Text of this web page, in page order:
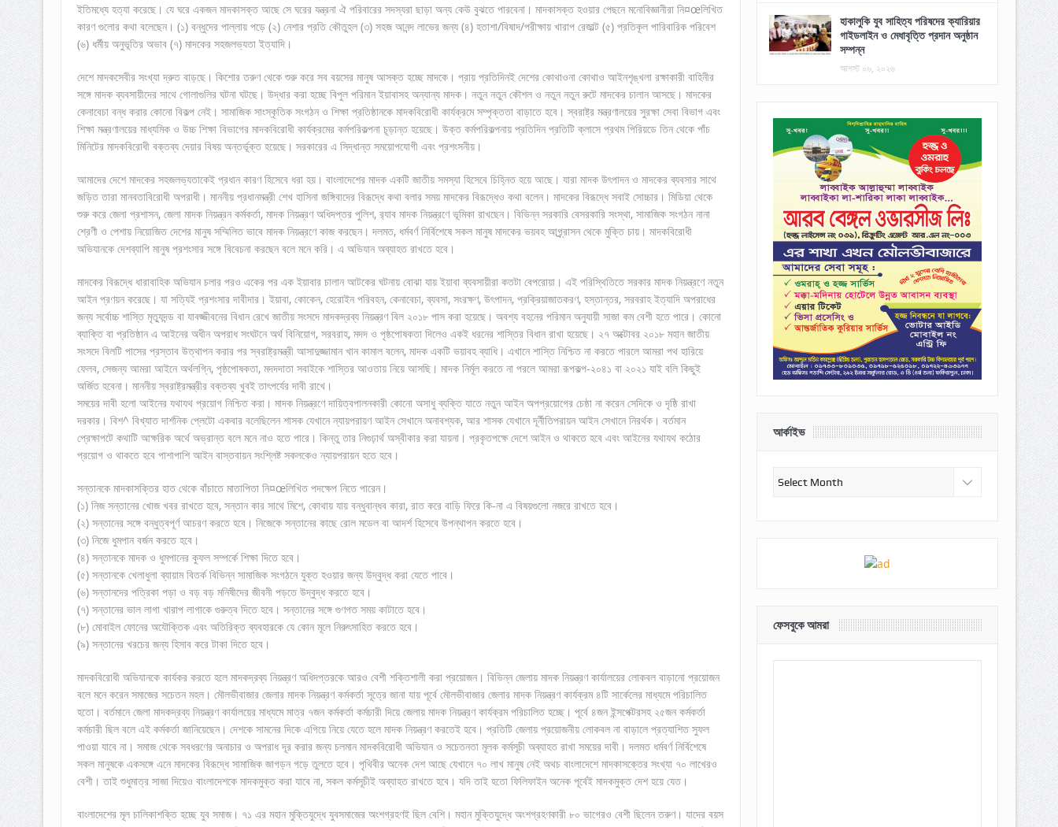
ইতিমধ্যে হত্যা করেছে। যে ঘরে একজন মাদকাসক্ত আছে সে ঘরের যন্ত্রনা ঐ পরিবারের সদস্যরা ছাড়া অন্য কেউ বুঝতে পারবেনা। মাদকাসক্ত হওয়ার পেছনে মনোবিজ্ঞানীরা নি¤œলিখিত
কারণ গুলোর কথা বলেছেন। (১) বন্ধুদের পাল্লায় পড়ে (২) নেশার প্রতি কৌতুহল (৩) সহজ আনন্দ লাভের জন্য (৪) হতাশা/বিষাদ/পরীক্ষায় খারাপ রেজাল্ট (৫) প্রতিকূল পারিবারিক পরিবেশ
(৬) ধর্মীয় অনুভূতির অভাব (৭) মাদকের সহজলভ্যতা ইত্যাদি।
দেশে মাদকসেবীর সংখ্যা দ্রুত বাড়ছে। কিশোর তরুণ থেকে শুরু করে সব বয়সের মানুষ আসক্ত হচ্ছে মাদকে। প্রায় প্রতিদিনই দেশের কোথাওনা কোথাও আইনশৃঙ্খলা রক্ষাকারী বাহিনীর
সঙ্গে মাদক ব্যবসায়ীদের সাথে গোলাগুলির ঘটনা ঘটছে। উদ্ধার করা হচ্ছে বিপুল পরিমান ইয়াবাসহ অন্যান্য মাদক। নতুন নতুন কৌশল ও নতুন নতুন রুটে মাদকের চালান আসছে। মাদকের
কেনাবেচা বন্ধ করার কোনো বিকল্প নেই। সামাজিক সাংস্কৃতিক সংগঠন ও শিক্ষা প্রতিষ্ঠানকে মাদকবিরোধী কার্যক্রমে সম্পৃক্ততা বাড়াতে হবে। স্বরাষ্ট্র মন্ত্রণালয়ের সুরক্ষা সেবা বিভাগ এবং
শিক্ষা মন্ত্রণালয়ের মাধ্যমিক ও উচ্চ শিক্ষা বিভাগের মাদকবিরোধী কার্যক্রমের কর্মপরিকল্পনা চূড়ান্ত হয়েছে। উক্ত কর্মপরিকল্পনায় প্রতিদিন প্রতিটি ক্লাসে প্রথম পিরিয়ডে তিন থেকে পাঁচ
মিনিটের মাদকবিরোধী বক্তব্য দেয়ার বিষয় অন্তর্ভূক্ত হয়েছে। সরকারের এ সিদ্ধান্ত সময়োপযোগী এবং প্রশংসনীয়।
আমাদের দেশে মাদকের সহজলভ্যতাকেই প্রধান কারণ হিসেবে ধরা হয়। বাংলাদেশের মাদক একটি জাতীয় সমস্যা হিসেবে চিহ্নিত হয়ে আছে। যারা মাদক উৎপাদন ও মাদকের ব্যবসার সাথে
জড়িত তারা মানবতাবিরোধী অপরাধী। মাননীয় প্রধানমন্ত্রী শেখ হাসিনা জঙ্গিবাদের বিরূদ্ধে কথা বলার সময় মাদকের বিরূদ্ধেও কথা বলেন। মাদকের বিরূদ্ধে সবাই সোচ্চার। মিডিয়া থেকে
শুরু করে জেলা প্রশাসন, জেলা মাদক নিয়ন্ত্রন কর্মকর্তা, মাদক নিয়ন্ত্রণ অধিদপ্তর পুলিশ, র‌্যাব মাদক নিয়ন্ত্রণে ভূমিকা রাখছেন। বিভিন্ন সরকারি বেসরকারি সংস্থা, সামাজিক সংগঠন নানা
শ্রেণী ও পেশায় নিয়োজিত দেশের মানুষ সম্মিলিত ভাবে মাদক নিয়ন্ত্রণে কাজ করছেন। দলমত, ধর্মবর্ণ নির্বিশেষে সকল মানুষ মাদকের ভয়বহ আগ্র্র্রাসন থেকে মুক্তি চায়। মাদকবিরোধী
অভিযানকে দেশব্যাপি মানুষ প্রশংসার সঙ্গে বিবেচনা করছেন বলে মনে করি। এ অভিযান অব্যাহত রাখতে হবে।
মাদকের বিরূদ্ধে ধারাবাহিক অভিযান চলার পরও একের পর এক ইয়াবার চালান আটকের ঘটনায় বোঝা যায় ইয়াবা ব্যবসায়ীরা কতটা বেপরোয়া। এই পরিস্থিতিতে সরকার মাদক নিয়ন্ত্রণে নতুন
আইন প্রণয়ন করেছে। যা সত্যিই প্রশংসার দাবীদার। ইয়াবা, কোকেন, হেরোইন পরিবহন, কেনাবেচা, ব্যবসা, সংরক্ষণ, উৎপাদন, প্রক্রিয়াজাতকরণ, হস্তান্তর, সরবরাহ ইত্যাদি অপরাধের
জন্য সর্বোচ্চ শাস্তি মৃত্যুদন্ড বা যাবজ্জীবনের বিধান রেখে জাতীয় সংসদে মাদকদ্রব্য নিয়ন্ত্রণ বিল ২০১৮ পাস করা হয়েছে। অবশ্য বহনের পরিমান অনুযায়ী সাজা কম বেশী হতে পারে। কোনো
ব্যাক্তি বা প্রতিষ্ঠান এ আইনের অধীন অপরাধ সংঘটনে অর্থ বিনিয়োগ, সরবরাহ, মদদ ও পৃষ্ঠপোষকতা দিলেও একই ধরনের শাস্তির বিধান রাখা হয়েছে। ২৭ অক্টোবর ২০১৮ মহান জাতীয়
সংসদে বিলটি পাসের প্রস্তাব উত্থাপন করার পর স্বরাষ্ট্রমন্ত্রী আসাদুজ্জামান খান কামাল বলেন, মাদক একটি ভয়াবহ ব্যাধি। এখানে শাস্তি নিশ্চিত না করতে পারলে আমরা পথ হারিয়ে
ফেলব, সেজন্য আমরা আইনে অর্থলগ্নি, পৃষ্ঠপোষকতা, মদদদাতা সবাইকে শাস্তির আওতায় নিয়ে আসছি। মাদক নির্মূল করতে না পরলে আমরা রূপকল্প-২০৪১ বা ২০২১ যাই বলি কিছুই
অর্জিত হবেনা। মাননীয় স্বরাষ্ট্রমন্ত্রীর বক্তব্য খুবই তাৎপর্যের দাবী রাখে।
সময়ের দাবী হলো আইনের যথাযথ প্রয়োগ নিশ্চিত করা। মাদক নিয়ন্ত্রণে দায়িত্বপালনকারী কোনো অসাধু ব্যক্তি যাতে নতুন আইন অপপ্রয়োগের চেষ্ঠা না করেন সেদিকে ও দৃষ্ঠি রাখা
দরকার। বিশ^ বিখ্যাত দার্শনিক প্লেটো একবার বলেছিলেন শাসক যেখানে ন্যায়পরায়ণ আইন সেখানে অনাবশ্যক, আর শাসক যেখানে দূর্নীতিপরায়ন আইন সেখানে নিরর্থক। বর্তমান
প্রেক্ষাপটে কথাটি আক্ষরিক অর্থে অভ্রান্ত বলে মনে নাও হতে পারে। কিন্তু তার নিগুঢ়ার্থ অস্বীকার করা যায়না। প্রকৃতপক্ষে দেশে আইন ও থাকতে হবে এবং আইনের যথাযথ কঠোর
প্রয়োগ ও থাকতে হবে পাশাপাশি আইন বাস্তবায়ন সংশ্লিষ্ট সকলকেও ন্যায়পরায়ন হতে হবে।
সন্তানকে মাদকাসক্তির হাত থেকে বাঁচাতে মাতাপিতা নি¤œলিখিত পদক্ষেপ নিতে পারেন।
(১) নিজ সন্তানের খোজ খবর রাখতে হবে, সন্তান কার সাথে মিশে, কোথায় যায় বন্ধুবান্ধব কারা, রাত করে বাড়ি ফিরে কি-না এ বিষয়গুলো নজরে রাখতে হবে।
(২) সন্তানের সঙ্গে বন্ধুত্বপূর্ণ আচরণ করতে হবে। নিজেকে সন্তানের কাছে রোল মডেল বা আদর্শ হিসেবে উপন্থাপন করতে হবে।
(৩) নিজে ধুমপান বর্জন করতে হবে।
(৪) সন্তানকে মাদক ও ধুমপানের কুফল সম্পর্কে শিক্ষা দিতে হবে।
(৫) সন্তানকে খেলাধুলা ব্যায়াম বিতর্ক বিভিন্ন সামাজিক সংগঠনে যুক্ত হওয়ার জন্য উদ্বুদ্ধ করা যেতে পাবে।
(৬) সন্তানদের পত্রিকা পড়া ও বড় বড় মনিষীদের জীবনী পড়তে উদ্বুদ্ধ করতে হবে।
(৭) সন্তানের ভাল লাগা খারাপ লাগাকে গুরুত্ব দিতে হবে। সন্তানের সঙ্গে গুণগত সময় কাটাতে হবে।
(৮) মোবাইল ফোনের অযৌক্তিক এবং অতিরিক্ত ব্যবহারকে যে কোন মূলে নিরুৎসাহিত করতে হবে।
(৯) সন্তানের খরচের জন্য হিসাব করে টাকা দিতে হবে।
মাদকবিরোধী অভিযানকে কার্যকর করতে হলে মাদকদ্রব্য নিয়ন্ত্রণ অধিদপ্তরকে আরও বেশী শক্তিশালী করা প্রয়োজন। বিভিন্ন জেলায় মাদক নিয়ন্ত্রণ কার্যালয়ের লোকবল বাড়ানো প্রয়োজন
বলে মনে করেন সমাজের সচেতন মহল। মৌলভীবাজার জেলার মাদক নিয়ন্ত্রণ কর্মকর্তা সূত্রে জানা যায় পূর্বে মৌলভীবাজার জেলার মাদক নিয়ন্ত্রণ কার্যক্রম ৪টি সার্কেলের মাধ্যমে পরিচালিত
হতো। বর্তমানে জেলা মাদকদ্রব্য নিয়ন্ত্রণ কার্যালয়ের মাধ্যমে মাত্র ৭জন কর্মকর্তা কর্মচারী দিয়ে জেলায় মাদক নিয়ন্ত্রণ কার্যক্রম পরিচালিত হচ্ছে। পূর্বে ৪জন ইন্সপেক্টরসহ ২৫জন কর্মকর্তা
কর্মচারী ছিল বলে এই কর্মকর্তা জানিয়েছেন। দেশকে সামনের দিকে এগিয়ে নিয়ে যেতে হলে মাদক নিয়ন্ত্রণ করতেই হবে। প্রতিটি জেলায় প্রয়োজনীয় লোকবল না বাড়ালে প্রত্যাশিত সুফল
পাওয়া যাবে না। সমাজ থেকে সবধরণের অনাচার ও অপরাধ দূর করার জন্য চলমান মাদকবিরোধী অভিযান ও সচেতনতা মূলক কর্মসূচী অব্যাহত রাখা সময়ের দাবী। দলমত ধর্মবর্ণ নির্বিশেষে
সকল মানুষকে একসঙ্গে এনে মাদকের বিরূদ্ধে সামাজিক জাগড়ন গড়ে তুলতে হবে। পৃথিবীর অনেক দেশ আছে যেখানে ৭০ লাখ মানুষ নেই অথচ বাংলাদেশে মাদকাসক্তের সংখ্যা ৭০ লাখেরও
বেশী। তাই শুধুমাত্র সাজা দিয়েও বাংলাদেশকে মাদকমুক্ত করা যাবে না, সকল কর্মসূচীই অব্যাহত রাখতে হবে। যদি তাই হতো ফিলিফাইন অনেক পূর্বেই মাদকমুক্ত দেশ হয়ে যেত।
বাংলাদেশের মূল চালিকাশক্তি হচ্ছে যুব সমাজ। ৭১ এর মহান মুক্তিযুদ্ধে যুবসমাজের অংশগ্রহণই ছিল বেশি। মহান মুক্তিযুদ্ধে অংশগ্রহণকারী ৮০ ভাগেরও বেশী ছিলেন তরুণ। যাদের বয়স
হাকালুকি যুব সাহিত্য পরিষদের ক্যারিয়ার
গাইডলাইন ও মেধাবৃত্তি প্রদান অনুষ্ঠান
সম্পন্ন
আগস্ট ০৬, ২০২৬
আর্কাইভ
আর্কাইভ
ফেসবুকে আমরা